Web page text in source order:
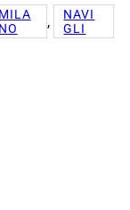
MILA
NO
,
NAVI
GLI